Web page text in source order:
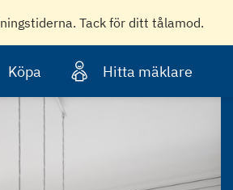
Tack för ditt tålamod.
Köpa Hitta mäklare